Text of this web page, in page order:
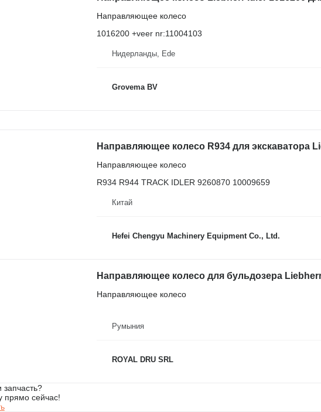
Направляющее колесо
1016200 +veer nr:11004103
Нидерланды, Ede
Grovema BV
Направляющее колесо R934 для экскаватора
Направляющее колесо
R934 R944 TRACK IDLER 9260870 10009659
Китай
Hefei Chengyu Machinery Equipment Co., Ltd.
Направляющее колесо для бульдозера
Направляющее колесо
Румыния
ROYAL DRU SRL
прямо сейчас!